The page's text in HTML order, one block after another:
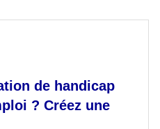
de handicap
? Créez une